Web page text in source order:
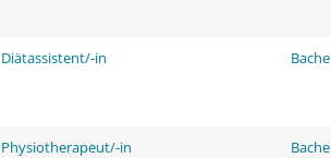
Diätassistent/-in
Physiotherapeut/-in